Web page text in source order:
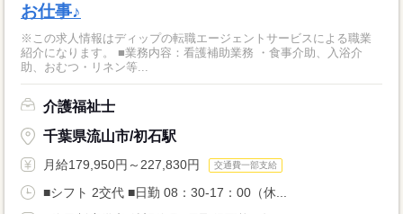
お仕事♪
※この求人情報はディップの転職エージェントサービスによる職業
紹介になります。 ■業務内容：看護補助業務 ・食事介助、入浴介
助、おむつ・リネン等...
介護福祉士
千葉県流山市/初石駅
月給179,950円～227,830円 交通費一部支給
■シフト 2交代 ■日勤 08：30-17：00（休...